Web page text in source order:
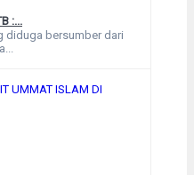
:...
diduga bersumber dari